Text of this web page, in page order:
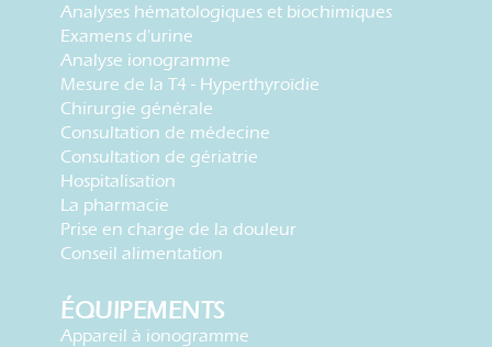
Analyses hématologiques et biochimiques
Examens d'urine
Analyse ionogramme
Mesure de la T4 - Hyperthyroïdie
Chirurgie générale
Consultation de médecine
Consultation de gériatrie
Hospitalisation
La pharmacie
Prise en charge de la douleur
Conseil alimentation
ÉQUIPEMENTS
Appareil à ionogramme